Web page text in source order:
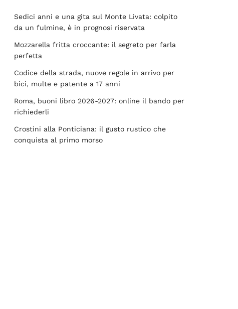
Sedici anni e una gita sul Monte Livata: colpito
da un fulmine, è in prognosi riservata
Mozzarella fritta croccante: il segreto per farla
perfetta
Codice della strada, nuove regole in arrivo per
bici, multe e patente a 17 anni
Roma, buoni libro 2026-2027: online il bando per
richiederli
Crostini alla Ponticiana: il gusto rustico che
conquista al primo morso